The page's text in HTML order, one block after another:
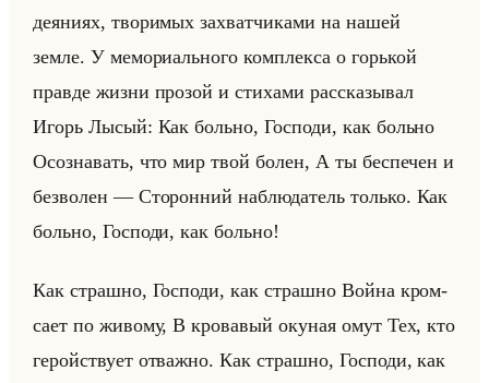
де­яни­ях, тво­ри­мых за­хват­чи­ка­ми на нашей
земле. У ме­мо­ри­ально­го ком­плек­са о горькой
прав­де жизни про­зой и сти­ха­ми рас­ска­зы­вал
Игорь Лысый: Как больно, Гос­по­ди, как больно
Осо­зна­вать, что мир твой болен, А ты бес­пе­чен и
без­во­лен — Сто­рон­ний на­блю­да­тель только. Как
больно, Гос­по­ди, как больно!
Как страш­но, Гос­по­ди, как страш­но Война кром­
са­ет по жи­во­му, В кро­ва­вый оку­ная омут Тех, кто
ге­ройству­ет от­важ­но. Как страш­но, Гос­по­ди, как